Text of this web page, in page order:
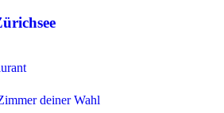
deiner Wahl